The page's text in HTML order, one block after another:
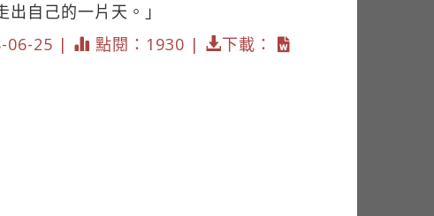
自己的一片天。」
06-25 | 點閱：1930 | 下載：